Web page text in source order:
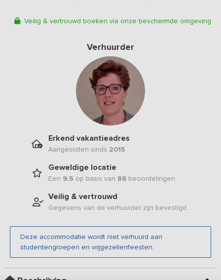
Veilig & vertrouwd boeken via onze beschermde omgeving
Verhuurder
Erkend vakantieadres
Aangesloten sinds 2015
Geweldige locatie
Een 9.5 op basis van 86 beoordelingen
Veilig & vertrouwd
Gegevens van de verhuurder zijn bevestigd
Deze accommodatie wordt niet verhuurd aan
studentengroepen en vrijgezellenfeesten.